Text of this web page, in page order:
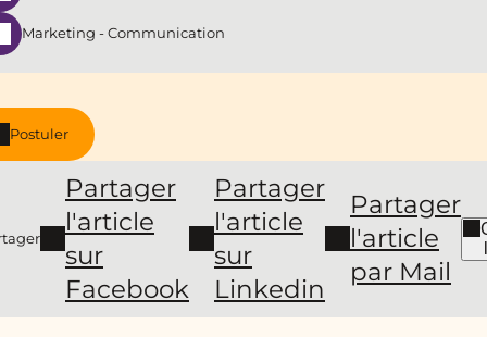
Postuler
Partager
l'article
sur
Facebook
Partager
l'article
sur
Linkedin
Partager
l'article
par Mail
Marketing - Communication